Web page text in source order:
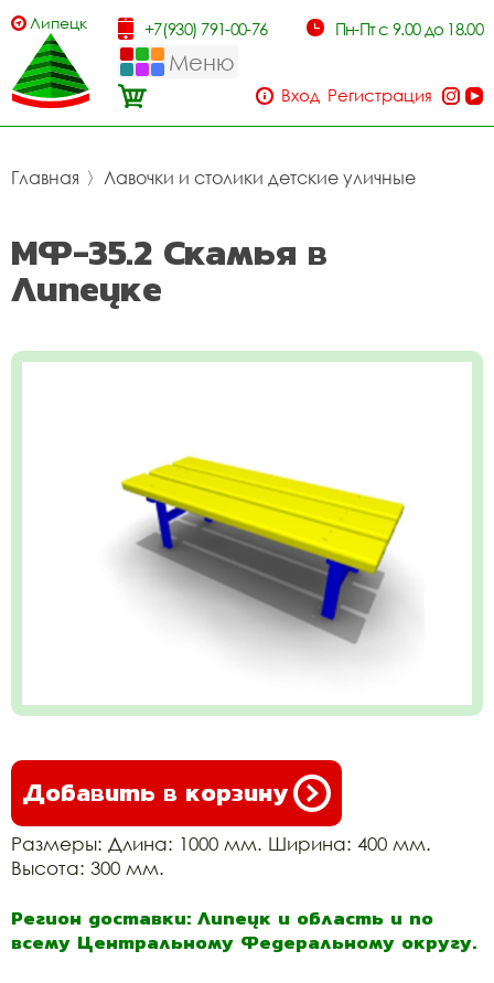
Липецк +7(930) 791-00-76 Пн-Пт с 9.00 до 18.00
Меню
Вход Регистрация
Главная 〉 Лавочки и столики детские уличные
МФ-35.2 Скамья в
Липецке
Добавить в корзину
Размеры: Длина: 1000 мм. Ширина: 400 мм.
Высота: 300 мм.
Регион доставки: Липецк и область и по
всему Центральному Федеральному округу.